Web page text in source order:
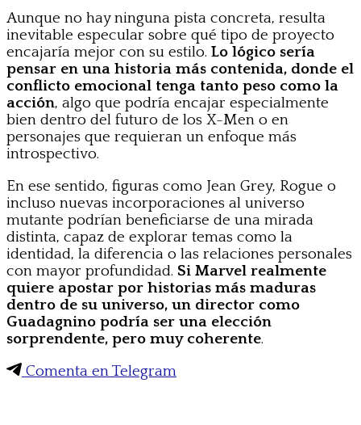
Aunque no hay ninguna pista concreta, resulta
inevitable especular sobre qué tipo de proyecto
encajaría mejor con su estilo. Lo lógico sería
pensar en una historia más contenida, donde el
conflicto emocional tenga tanto peso como la
acción, algo que podría encajar especialmente
bien dentro del futuro de los X-Men o en
personajes que requieran un enfoque más
introspectivo.
En ese sentido, figuras como Jean Grey, Rogue o
incluso nuevas incorporaciones al universo
mutante podrían beneficiarse de una mirada
distinta, capaz de explorar temas como la
identidad, la diferencia o las relaciones personales
con mayor profundidad. Si Marvel realmente
quiere apostar por historias más maduras
dentro de su universo, un director como
Guadagnino podría ser una elección
sorprendente, pero muy coherente.
Comenta en Telegram